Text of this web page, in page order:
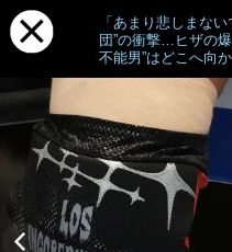
「あまり悲しまな
団”の衝撃…ヒザの
不能男”はどこへ向